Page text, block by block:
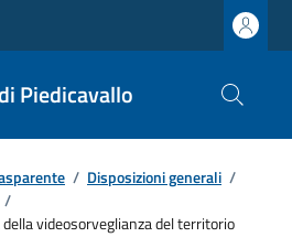
Piedicavallo
/ Disposizioni generali /
/
videosorveglianza del territorio